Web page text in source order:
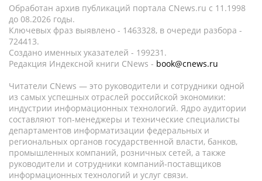
Обработан архив публикаций портала CNews.ru c 11.1998
до 08.2026 годы.
Ключевых фраз выявлено - 1463328, в очереди разбора -
724413.
Создано именных указателей - 199231.
Редакция Индексной книги CNews - book@cnews.ru
Читатели CNews — это руководители и сотрудники одной
из самых успешных отраслей российской экономики:
индустрии информационных технологий. Ядро аудитории
составляют топ-менеджеры и технические специалисты
департаментов информатизации федеральных и
региональных органов государственной власти, банков,
промышленных компаний, розничных сетей, а также
руководители и сотрудники компаний-поставщиков
информационных технологий и услуг связи.